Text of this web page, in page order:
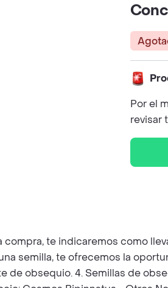
Por el
revisar
compra, te indicaremos como
semilla, te ofrecemos la
de obsequio. 4. Semillas de